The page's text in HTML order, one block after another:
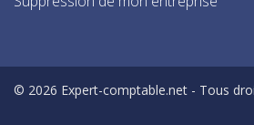
© 2026 Expert-comptable.net - Tous